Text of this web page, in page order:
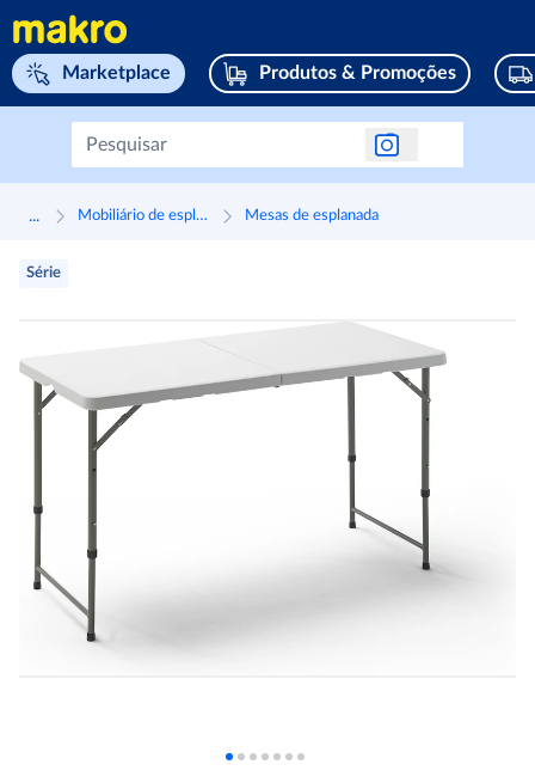
Navegar para home page
Marketplace Produtos & Promoções
... Mobiliário de esplanadas Mesas de esplanada
Série